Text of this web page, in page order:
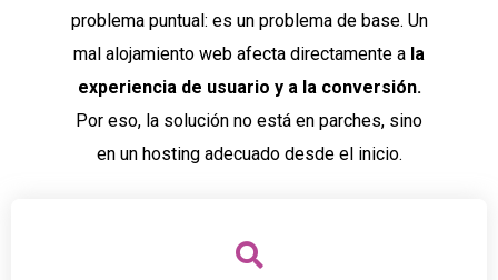
problema puntual: es un problema de base. Un
mal alojamiento web afecta directamente a a
experiencia de usuario y a la conversión.
Por eso, la solución no está en parches, sino
en un hosting adecuado desde el inicio.
correctamente a tu web.